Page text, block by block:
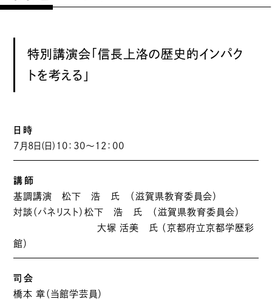
特別講演会「信長上洛の歴史的インパク
トを考える」
日時
7月8日(日)10：30～12：00
講師
基調講演 松下 浩 氏 （滋賀県教育委員会）
対談（パネリスト）松下 浩 氏 （滋賀県教育委員会）
大塚 活美 氏 （京都府立京都学歴彩
館）
司会
橋本 章（当館学芸員）